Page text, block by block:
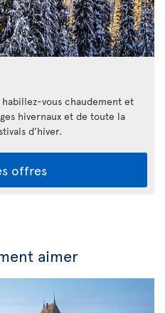
vous chaudement et
hivernaux et de toute la
d’hiver.
offres
aimer